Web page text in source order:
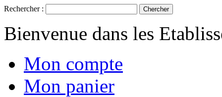
Rechercher : Chercher
Bienvenue dans les
Mon compte
Mon panier